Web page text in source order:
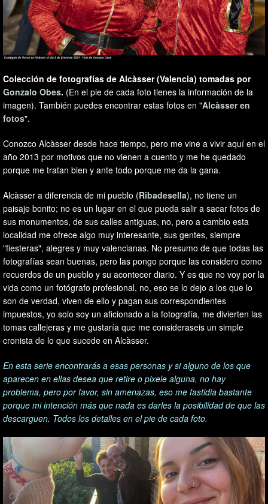
Colección de fotografías de Alcàsser (Valencia) tomadas por
Gonzalo Obes. (En el pie de cada foto tienes la información de la
imagen). También puedes encontrar estas fotos en "Alcàsser en
fotos".
Conozco Alcàsser desde hace tiempo, pero me vine a vivir aquí en el
año 2013 por motivos que no vienen a cuento y me he quedado
porque me tratan bien y ante todo porque me da la gana.
Alcàsser a diferencia de mi pueblo (Ribadesella), no tiene un
paisaje bonito; no es un lugar en el que pueda salir a sacar fotos de
sus monumentos, de sus calles antiguas, no, pero a cambio esta
localidad me ofrece algo muy interesante, sus gentes, siempre
"fiesteras", alegres y muy valencianas. No presumo de que todas las
fotografías sean buenas, pero las pongo porque las considero como
recuerdos de un pueblo y su acontecer diario. Y es que no voy por la
vida como un fotógrafo profesional, no, eso se lo dejo a los que lo
son de verdad, viven de ello y pagan sus correspondientes
impuestos, yo solo soy un aficionado a la fotografía, me divierten las
tomas callejeras y me gustaría que me consideraseis un simple
cronista de lo que sucede en Alcàsser.
En esta serie encontrarás a esas personas y si alguno de los que
aparecen en ellas desea que retire o pixele alguna, no hay
problema, pero por favor, sin amenazas, eso me fastidia bastante
porque mi intención más que nada es darles la posibilidad de que las
descarguen. Todos los detalles en el pie de cada foto.